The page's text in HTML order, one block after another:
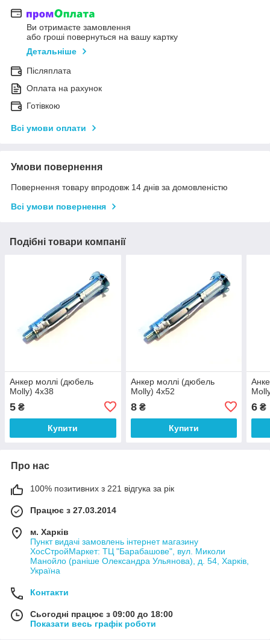
Ви отримаєте замовлення
або гроші повернуться на вашу картку
Детальніше
Післяплата
Оплата на рахунок
Готівкою
Всі умови оплати
Умови повернення
Повернення товару впродовж 14 днів за домовленістю
Всі умови повернення
Подібні товари компанії
Анкер моллі (дюбель
Molly) 4х38
5 ₴
Купити
Анкер моллі (дюбель
Molly) 4х52
8₴
Купити
6 ₴
Про нас
100% позитивних з 221 відгука за рік
Працює з 27.03.2014
м. Харків
Пункт видачі замовлень інтернет магазину
ХосСтройМаркет: ТЦ "Барабашове", вул. Миколи
Манойло (раніше Олександра Ульянова), д. 54, Харків,
Україна
Контакти
Сьогодні працює з 09:00 до 18:00
Показати весь графік роботи